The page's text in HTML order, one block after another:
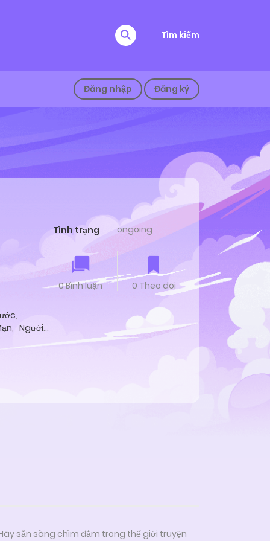
Tìm kiếm
Đăng nhập Đăng ký
,
, Người
Tình trạng ongoing
0 Bình luận 0 Theo dõi
sẵn sàng chìm đắm trong thế giới truyện